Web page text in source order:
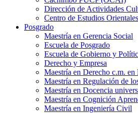
Dirección de Actividades
Centro de Estudios Orientales
Posgrado
Maestría en Gerencia Social
Escuela de Posgrado
Escuela de Gobierno y
Derecho y Empresa
Maestría en Derecho c.m.
Maestría en Regulación de
Maestría en Docencia
Maestría en Cognición
Maestría en Ingeniería Civil